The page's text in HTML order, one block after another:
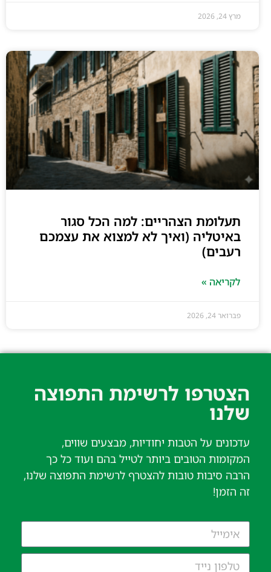
מרץ 24, 2026
תעלומת הצהריים: למה הכל סגור
באיטליה (ואיך לא למצוא את עצמכם
רעבים)
לקריאה »
פברואר 24, 2026
הצטרפו לרשימת התפוצה
שלנו​
עדכונים על הטבות יחודיות, מבצעים שווים,
המקומות הטובים ביותר לטייל בהם ועוד כל כך
הרבה סיבות טובות להצטרף לרשימת התפוצה שלנו,
זה הזמן!